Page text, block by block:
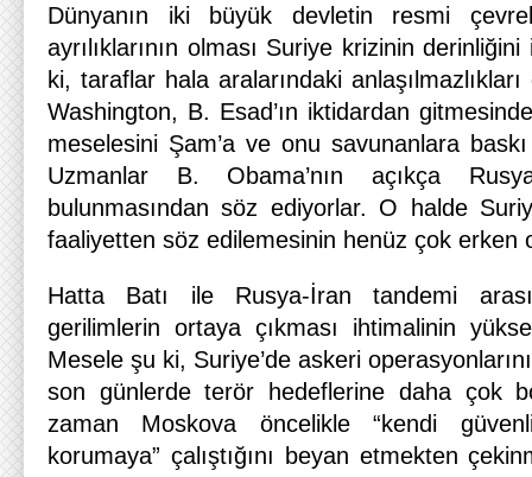
Dünyanın iki büyük devletin resmi
ayrılıklarının olması Suriye krizinin
ki, taraflar hala aralarındaki
Washington, B. Esad’ın iktidardan
meselesini Şam’a ve onu savunanlara
Uzmanlar B. Obama’nın açıkça
bulunmasından söz ediyorlar. O halde
faaliyetten söz edilemesinin henüz çok erken
Hatta Batı ile Rusya-İran tandemi
gerilimlerin ortaya çıkması ihtimalinin
Mesele şu ki, Suriye’de askeri
son günlerde terör hedeflerine daha çok
zaman Moskova öncelikle “kendi
korumaya” çalıştığını beyan etmekten